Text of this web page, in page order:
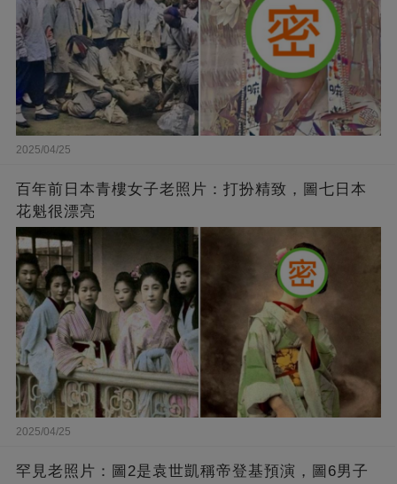
2025/04/25
百年前日本青樓女子老照片：打扮精致，圖七日本
花魁很漂亮
2025/04/25
罕見老照片：圖2是袁世凱稱帝登基預演，圖6男子